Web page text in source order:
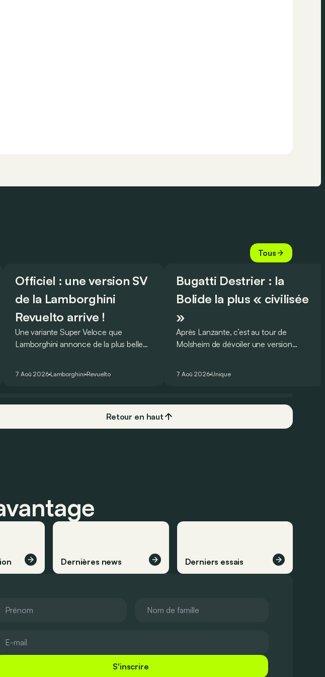
Tous
Officiel : une version SV
de la Lamborghini
Revuelto arrive !
Une variante Super Veloce que
Lamborghini annonce de la plus belle
voiture de série !
7 Aoû 2026 Lamborghini Revuelto
Bugatti Destrier : la
Bolide la plus « civilisée
»
Après Lanzante, c’est au tour de
Molsheim de dévoiler une version
7 Aoû 2026 Unique
Retour en haut
Dernières news Derniers essais
S'inscrire